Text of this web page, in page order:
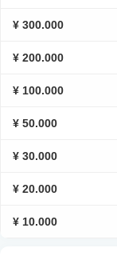
¥ 300.000
¥ 200.000
¥ 100.000
¥ 50.000
¥ 30.000
¥ 20.000
¥ 10.000